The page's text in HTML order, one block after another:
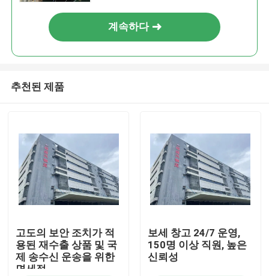
계속하다
추천된 제품
고도의 보안 조치가 적
용된 재수출 상품 및 국
제 송수신 운송을 위한
면세점
보세 창고 24/7 운영,
150명 이상 직원, 높은
신뢰성